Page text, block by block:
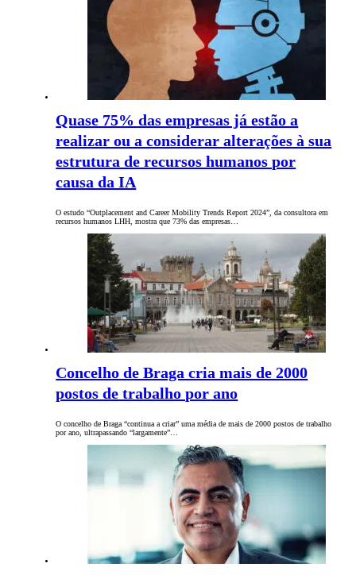
Quase 75% das empresas já estão a
realizar ou a considerar alterações à sua
estrutura de recursos humanos por
causa da IA
O estudo “Outplacement and Career Mobility Trends Report 2024”, da consultora em
recursos humanos LHH, mostra que 73% das empresas…
Concelho de Braga cria mais de 2000
postos de trabalho por ano
O concelho de Braga “continua a criar” uma média de mais de 2000 postos de trabalho
por ano, ultrapassando “largamente”…